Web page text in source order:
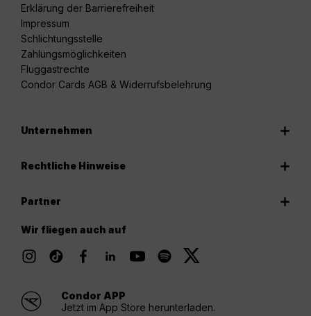
Erklärung der Barrierefreiheit
Impressum
Schlichtungsstelle
Zahlungsmöglichkeiten
Fluggastrechte
Condor Cards AGB & Widerrufsbelehrung
Unternehmen
Rechtliche Hinweise
Partner
Wir fliegen auch auf
Condor APP
Jetzt im App Store herunterladen.